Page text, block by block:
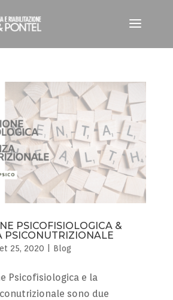
PSICOFISIOLOGICA &
PSICONUTRIZIONALE
25, 2020 Blog
Psicofisiologica e la
sono due